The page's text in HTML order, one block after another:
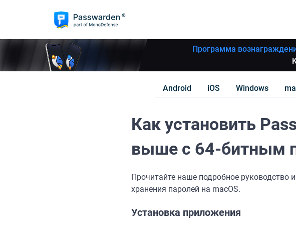
Программа
Android iOS Windows
Как установить
выше с 64-битным
Прочитайте наше подробное руководство
хранения паролей на macOS.
Установка приложения